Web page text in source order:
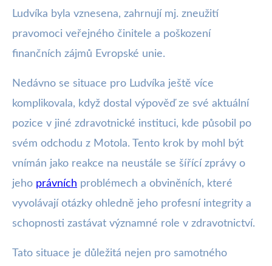
Ludvíka byla vznesena, zahrnují mj. zneužití
pravomoci veřejného činitele a poškození
finančních zájmů Evropské unie.
Nedávno se situace pro Ludvíka ještě více
komplikovala, když dostal výpověď ze své aktuální
pozice v jiné zdravotnické instituci, kde působil po
svém odchodu z Motola. Tento krok by mohl být
vnímán jako reakce na neustále se šířící zprávy o
jeho právních problémech a obviněních, které
vyvolávají otázky ohledně jeho profesní integrity a
schopnosti zastávat významné role v zdravotnictví.
Tato situace je důležitá nejen pro samotného